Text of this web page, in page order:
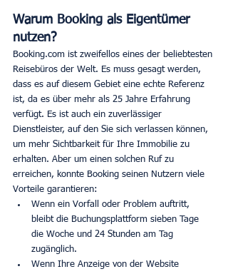
Warum Booking als Eigentümer
nutzen?
Booking.com ist zweifellos eines der beliebtesten
Reisebüros der Welt. Es muss gesagt werden,
dass es auf diesem Gebiet eine echte Referenz
ist, da es über mehr als 25 Jahre Erfahrung
verfügt. Es ist auch ein zuverlässiger
Dienstleister, auf den Sie sich verlassen können,
um mehr Sichtbarkeit für Ihre Immobilie zu
erhalten. Aber um einen solchen Ruf zu
erreichen, konnte Booking seinen Nutzern viele
Vorteile garantieren:
Wenn ein Vorfall oder Problem auftritt,
bleibt die Buchungsplattform sieben Tage
die Woche und 24 Stunden am Tag
zugänglich.
Wenn Ihre Anzeige von der Website